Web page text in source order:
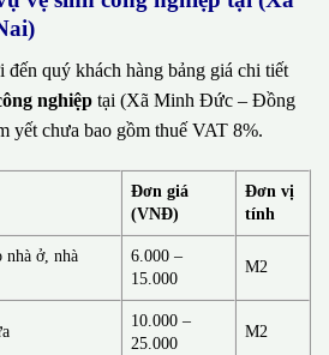
quý khách hàng bảng giá chi tiết
nghiệp tại (Xã Minh Đức – Đồng
yết chưa bao gồm thuế VAT 8%.
Đơn giá
(VNĐ)
Đơn vị
tính
nhà ở, nhà
6.000 –
15.000
M2
10.000 –
25.000
M2